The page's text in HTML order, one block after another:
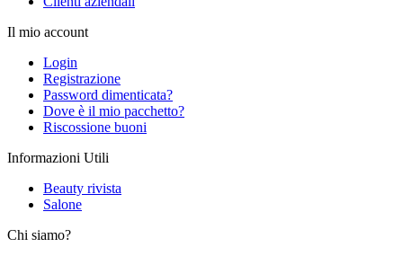
Il mio account
Login
Registrazione
Password dimenticata?
Dove è il mio pacchetto?
Riscossione buoni
Informazioni Utili
Beauty rivista
Salone
Chi siamo?